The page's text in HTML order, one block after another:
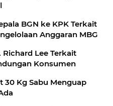
BGN ke KPK Terkait
Anggaran MBG
Richard Lee Terkait
Konsumen
30 Kg Sabu Menguap